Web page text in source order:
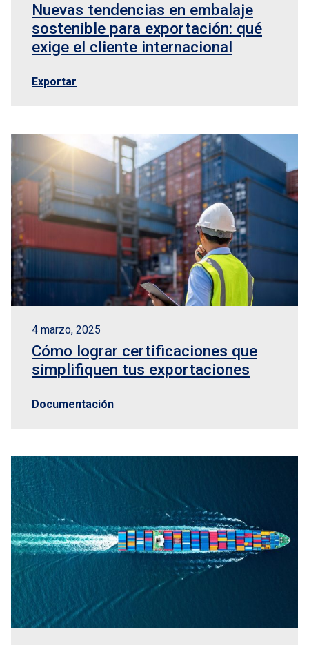
EN Logisber NEO
Nuevas tendencias en embalaje
sostenible para exportación: qué
exige el cliente internacional
Exportar
4 marzo, 2025
Cómo lograr certificaciones que
simplifiquen tus exportaciones
Documentación